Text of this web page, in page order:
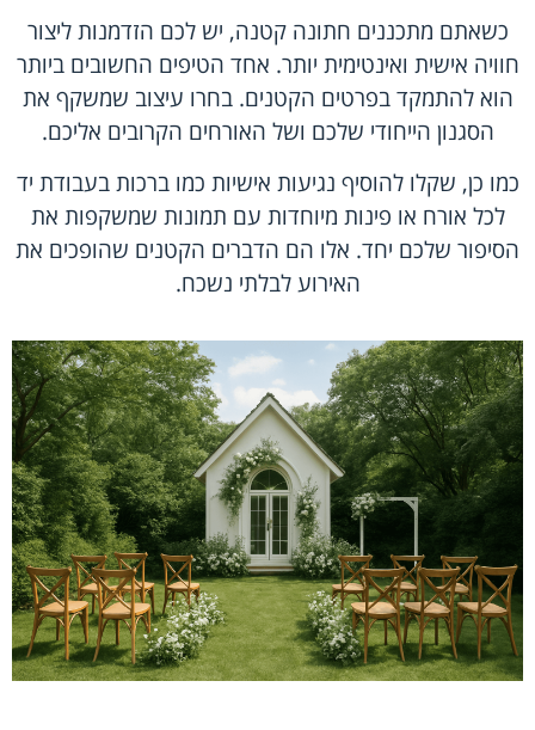
כשאתם מתכננים חתונה קטנה, יש לכם הזדמנות ליצור
חוויה אישית ואינטימית יותר. אחד הטיפים החשובים ביותר
הוא להתמקד בפרטים הקטנים. בחרו עיצוב שמשקף את
הסגנון הייחודי שלכם ושל האורחים הקרובים אליכם.
כמו כן, שקלו להוסיף נגיעות אישיות כמו ברכות בעבודת יד
לכל אורח או פינות מיוחדות עם תמונות שמשקפות את
הסיפור שלכם יחד. אלו הם הדברים הקטנים שהופכים את
האירוע לבלתי נשכח.